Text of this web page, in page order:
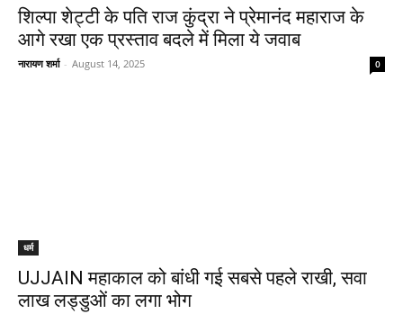
शिल्पा शेट्टी के पति राज कुंद्रा ने प्रेमानंद महाराज के
आगे रखा एक प्रस्ताव बदले में मिला ये जवाब
नारायण शर्मा - August 14, 2025 0
धर्म
UJJAIN महाकाल को बांधी गई सबसे पहले राखी, सवा
लाख लड्डुओं का लगा भोग